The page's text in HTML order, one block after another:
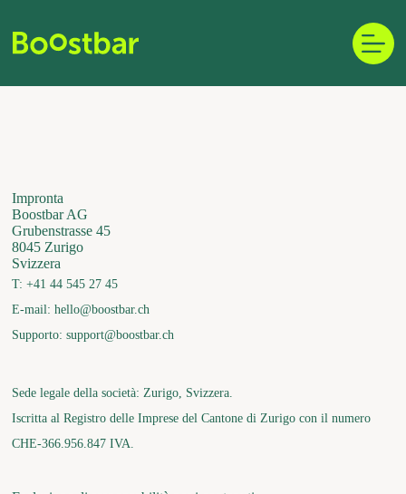
contenuto
Impronta
Boostbar AG
Grubenstrasse 45
8045 Zurigo
Svizzera
T: +41 44 545 27 45
E-mail: hello@boostbar.ch
Supporto: support@boostbar.ch
Sede legale della società: Zurigo, Svizzera.
Iscritta al Registro delle Imprese del Cantone di Zurigo con il numero
CHE-366.956.847 IVA.